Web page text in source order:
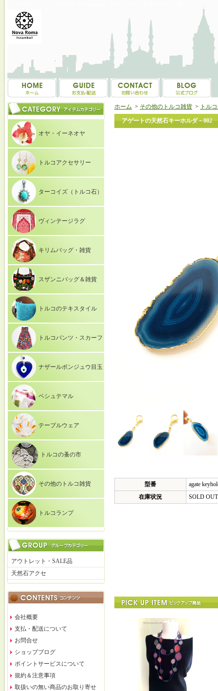
オヤ・イーネオヤ
トルコアクセサリー
ターコイズ（トルコ石）
ヴィンテージラグ
キリムバッグ・雑貨
スザンニバッグ＆雑貨
トルコのテキスタイル
トルコパンツ・スカーフ
ナザールボンジュウ目玉
ペシュテマル
テーブルウェア
トルコの蚤の市
その他のトルコ雑貨
トルコランプ
アウトレット・SALE品
天然石アクセ
会社概要
支払・配送について
お問合せ
ショップブログ
ポイントサービスについて
規約＆注意事項
取扱いの無い商品のお取り寄せ
ホーム > その他のトルコ雑貨 > トル
アゲートの天然石キーホルダ－002
型番
agate
在庫状況
SOLD OUT